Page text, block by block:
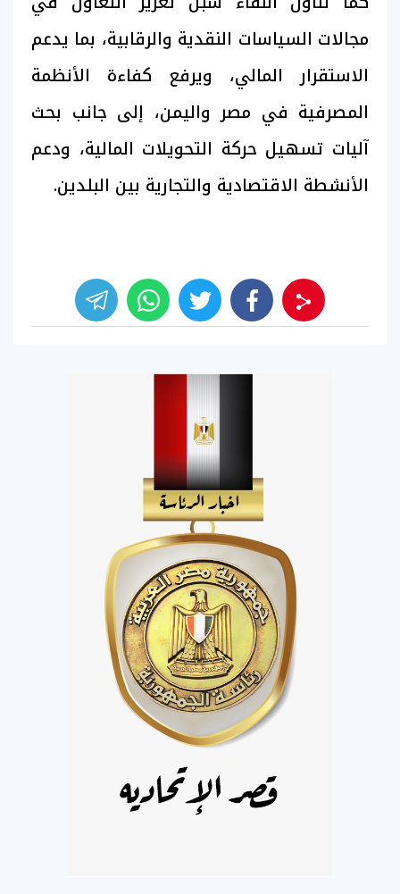
مجالات السياسات النقدية والرقابية، بما يدعم
الاستقرار المالي، ويرفع كفاءة الأنظمة
المصرفية في مصر واليمن، إلى جانب بحث
آليات تسهيل حركة التحويلات المالية، ودعم
الأنشطة الاقتصادية والتجارية بين البلدين.